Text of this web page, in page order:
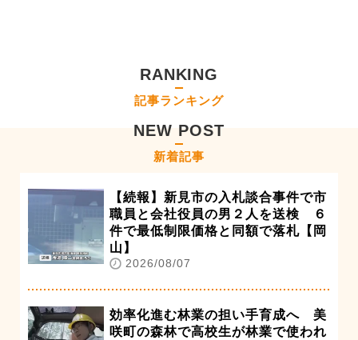
RANKING
記事ランキング
NEW POST
新着記事
【続報】新見市の入札談合事件で市
職員と会社役員の男２人を送検 ６
件で最低制限価格と同額で落札【岡
山】
2026/08/07
効率化進む林業の担い手育成へ 美
咲町の森林で高校生が林業で使われ